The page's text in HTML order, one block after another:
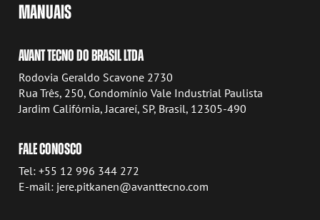
MANUAIS
AVANT TECNO DO BRASIL LTDA
Rodovia Geraldo Scavone 2730
Rua Três, 250, Condomínio Vale Industrial Paulista
Jardim Califórnia, Jacareí, SP, Brasil, 12305-490
FALE CONOSCO
Tel: +55 12 996 344 272
E-mail: jere.pitkanen@avanttecno.com